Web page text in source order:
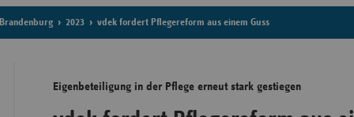
der
Brandenburg 2023 vdek fordert Pflegereform aus einem Guss
Eigenbeteiligung in der Pflege erneut stark gestiegen